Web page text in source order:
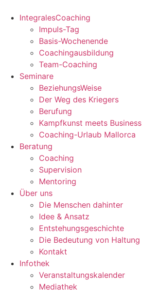
Inhalt
springen
IntegralesCoaching
Impuls-Tag
Basis-Wochenende
Coachingausbildung
Team-Coaching
Seminare
BeziehungsWeise
Der Weg des Kriegers
Berufung
Kampfkunst meets Business
Coaching-Urlaub Mallorca
Beratung
Coaching
Supervision
Mentoring
Über uns
Die Menschen dahinter
Idee & Ansatz
Entstehungsgeschichte
Die Bedeutung von Haltung
Kontakt
Infothek
Veranstaltungskalender
Mediathek